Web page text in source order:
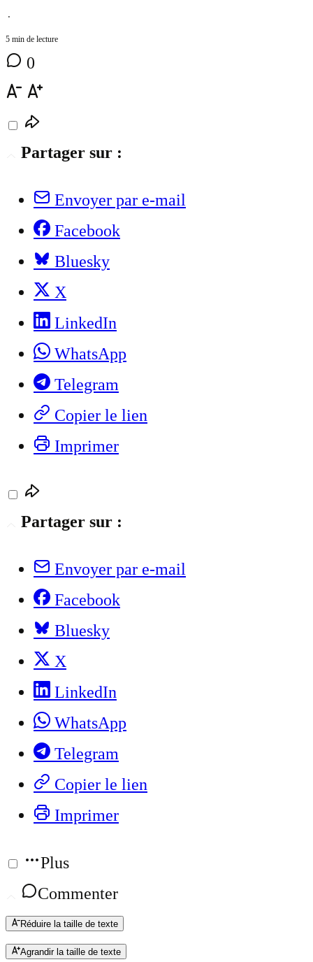
⋅
5 min de lecture
0
Partager sur :
Envoyer par e-mail
Facebook
Bluesky
X
LinkedIn
WhatsApp
Telegram
Copier le lien
Imprimer
Partager sur :
Envoyer par e-mail
Facebook
Bluesky
X
LinkedIn
WhatsApp
Telegram
Copier le lien
Imprimer
Plus
Commenter
Réduire la taille de texte
Agrandir la taille de texte